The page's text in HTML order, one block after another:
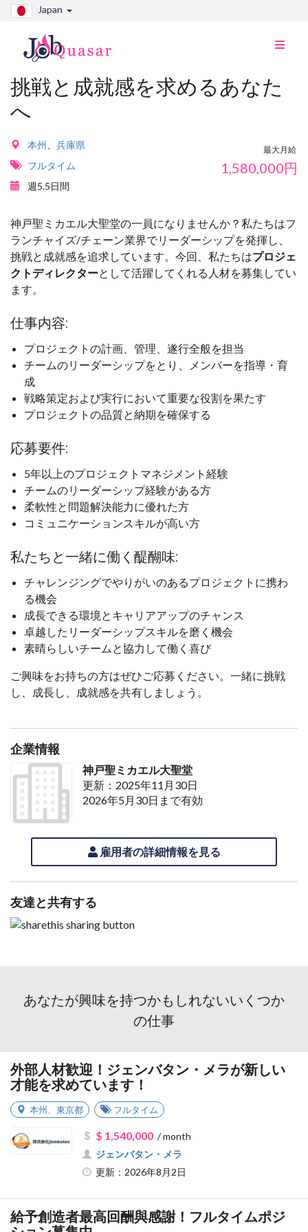
Japan
ナ
り
挑戦と成就感を求めるあなた
へ
本州
兵庫県
フルタイム
週5.5日間
最大月給
1,580,000円
神戸聖ミカエル大聖堂の一員になりませんか？私たちはフ
ランチャイズ/チェーン業界でリーダーシップを発揮し、
挑戦と成就感を追求しています。今回、私たちはプロジェ
クトディレクターとして活躍してくれる人材を募集してい
ます。
仕事内容:
プロジェクトの計画、管理、遂行全般を担当
チームのリーダーシップをとり、メンバーを指導・育
成
戦略策定および実行において重要な役割を果たす
プロジェクトの品質と納期を確保する
応募要件:
5年以上のプロジェクトマネジメント経験
チームのリーダーシップ経験がある方
柔軟性と問題解決能力に優れた方
コミュニケーションスキルが高い方
私たちと一緒に働く醍醐味:
チャレンジングでやりがいのあるプロジェクトに携わ
る機会
成長できる環境とキャリアアップのチャンス
卓越したリーダーシップスキルを磨く機会
素晴らしいチームと協力して働く喜び
ご興味をお持ちの方はぜひご応募ください。一緒に挑戦
し、成長し、成就感を共有しましょう。
企業情報
神戸聖ミカエル大聖堂
更新：2025年11月30日
2026年5月30日まで有効
雇用者の詳細情報を見る
友達と共有する
あなたが興味を持つかもしれないいくつか
の仕事
外部人材歓迎！ジェンバタン・メラが新しい
才能を求めています！
本州 東京都 フルタイム
$ 1,540,000/ month
ジェンバタン・メラ
更新：2026年8月2日
給予創造者最高回酬與感謝！フルタイムポジ